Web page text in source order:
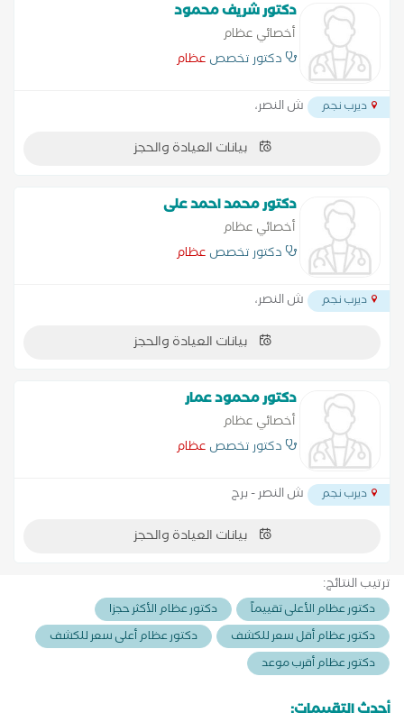
دكتور شريف محمود
أخصائي عظام
دكتور تخصص عظام
ديرب نجم ش النصر،
بيانات العيادة والحجز
دكتور محمد احمد على
أخصائي عظام
دكتور تخصص عظام
ديرب نجم ش النصر،
بيانات العيادة والحجز
دكتور محمود عمار
أخصائي عظام
دكتور تخصص عظام
ديرب نجم ش النصر - برج
بيانات العيادة والحجز
ترتيب النتائج:
دكتور عظام الأعلى تقييماً
دكتور عظام الأكثر حجزا
دكتور عظام أقل سعر للكشف
دكتور عظام أعلى سعر للكشف
دكتور عظام أقرب موعد